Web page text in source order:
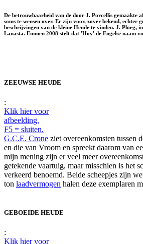
De betrouwbaarheid van de door J. Porcellis gemaakte
soms te wensen over. Er zijn voor, zover bekend, echter
beschrijvingen van de kleine Heude te vinden. J. Ploeg,
Lanasta. Emmen 2008 stelt dat 'Hoy' de Engelse naam
ZEEUWSE HEUDE
:
Klik hier voor
afbeelding.
F5 = sluiten.
G.C.E. Crone ziet overeenkomsten tussen
en die van Vroom en spreekt daarom van
mijn mening zijn er veel meer
getekende vaartuig, maar misschien is het
verkeerd benoemd. Beide scheepjes zijn
ton laadvermogen halen deze exemplaren
GEBOEIDE HEUDE
:
Klik hier voor